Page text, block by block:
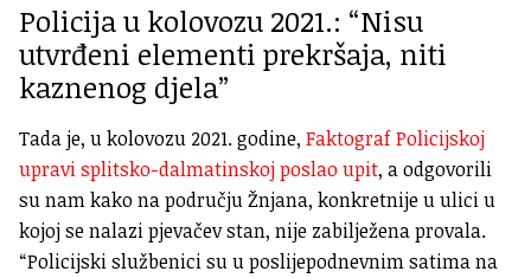
Policija u kolovozu 2021.: “Nisu
utvrđeni elementi prekršaja, niti
kaznenog djela”
Tada je, u kolovozu 2021. godine, Faktograf Policijskoj
upravi splitsko-dalmatinskoj poslao upit, a odgovorili
su nam kako na području Žnjana, konkretnije u ulici u
kojoj se nalazi pjevačev stan, nije zabilježena provala.
“Policijski službenici su u poslijepodnevnim satima na